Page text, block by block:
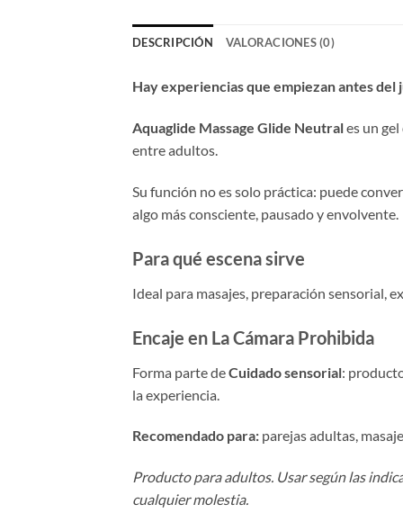
DESCRIPCIÓN VALORACIONES (0)
Hay experiencias que empiezan antes del
Aquaglide Massage Glide Neutrales un
entre adultos.
Su función no es solo práctica: puede
algo más consciente, pausado y envolvente.
Para qué escena sirve
Ideal para masajes, preparación sensorial,
Encaje en La Cámara Prohibida
Forma parte deCuidado sensorial:
la experiencia.
Recomendado para: parejas adultas,
Producto para adultos. Usar según las
cualquier molestia.